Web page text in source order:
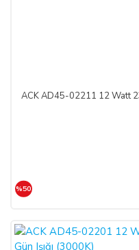
ACK AD45-02211 12 Watt
%50